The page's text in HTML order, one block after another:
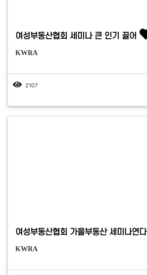
여성부동산협회 세미나 큰 인기 끌어
KWRA
2107
여성부동산협회 가을부동산 세미나연다
KWRA